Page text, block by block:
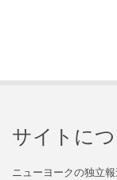
サイトに
ニューヨークの独立